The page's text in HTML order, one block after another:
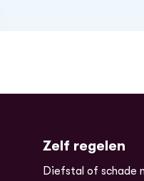
Zelf regelen
Diefstal of schade